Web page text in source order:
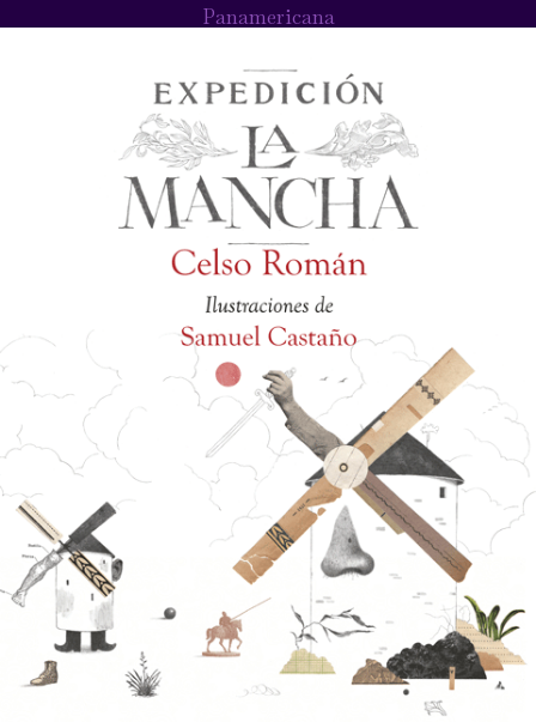
Panamericana